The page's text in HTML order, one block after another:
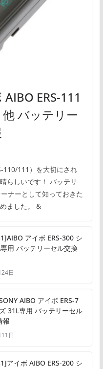
ERS-111
他 バッテリー
110/111）を大切にされ
らしいです！ バッテリ
ナーとして知っておきた
ました。 &
アイボ ERS-300 シ
用 バッテリーセル交換
日
AIBO アイボ ERS-7
31L専用 バッテリーセル
報
日
アイボ AIBO ERS-200 シ